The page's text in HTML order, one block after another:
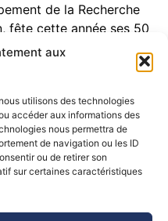
aux
utilisons des technologies
accéder aux informations des
nous permettra de
de navigation ou les ID
ou de retirer son
sur certaines caractéristiques
de la Recherche
fête cette année ses 50
fêté à la Bastille
en présence de
de […]
pour la prévention des